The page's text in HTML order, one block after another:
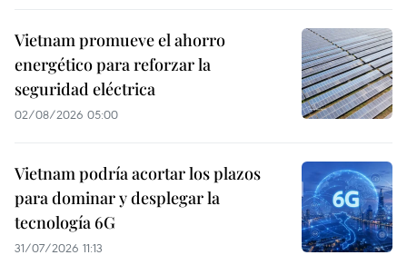
Vietnam promueve el ahorro
energético para reforzar la
seguridad eléctrica
02/08/2026 05:00
Vietnam podría acortar los plazos
para dominar y desplegar la
tecnología 6G
31/07/2026 11:13